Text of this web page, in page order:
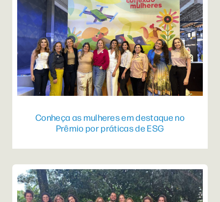
Conheça as mulheres em destaque no
Prêmio por práticas de ESG